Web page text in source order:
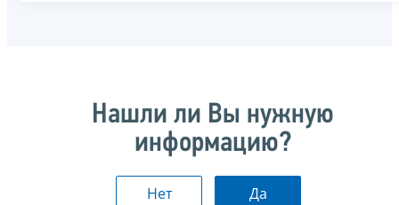
Нашли ли Вы нужную
информацию?
Нет Да